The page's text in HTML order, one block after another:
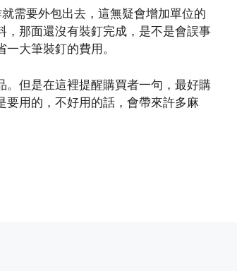
需要外包出去，這無疑會增加單位的
那面還沒有裝釘完成，是不是會誤事
大筆裝釘的費用。
但是在這裡提醒購買者一句，最好購
用的，不好用的話，會帶來許多麻